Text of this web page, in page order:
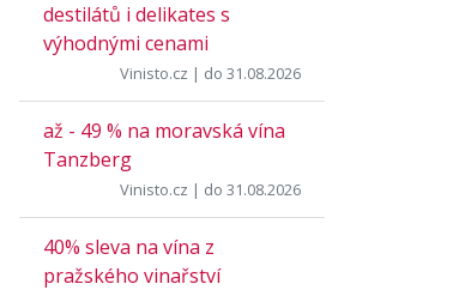
destilátů i delikates s
výhodnými cenami
Vinisto.cz | do 31.08.2026
až - 49 % na moravská vína
Tanzberg
Vinisto.cz | do 31.08.2026
40% sleva na vína z
pražského vinařství